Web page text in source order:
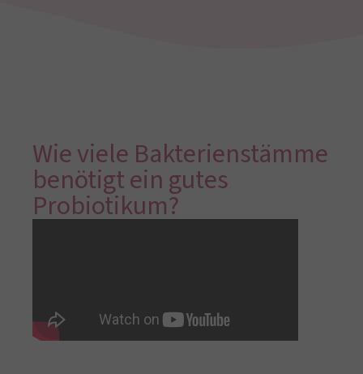
Wie viele Bakterienstämme
benötigt ein gutes
Probiotikum?